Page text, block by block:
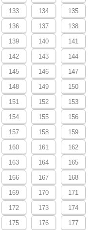
133 134 135
136 137 138
139 140 141
142 143 144
145 146 147
148 149 150
151 152 153
154 155 156
157 158 159
160 161 162
163 164 165
166 167 168
169 170 171
172 173 174
175 176 177